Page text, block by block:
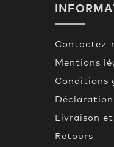
Contactez-
Mentions
Conditions
Livraison
Retours